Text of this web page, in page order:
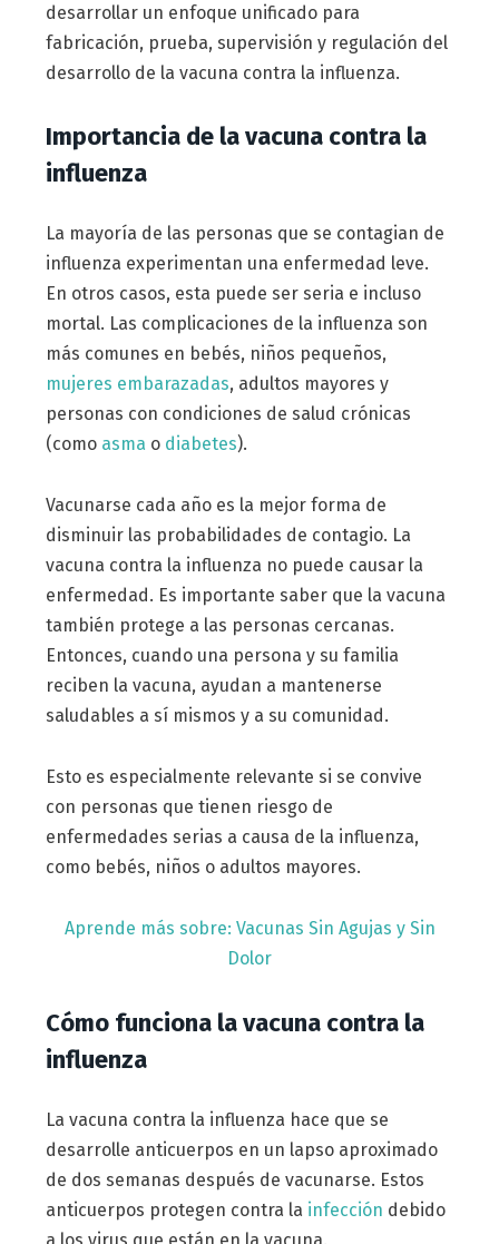
desarrollar un enfoque unificado para
fabricación, prueba, supervisión y regulación del
desarrollo de la vacuna contra la influenza.
Importancia de la vacuna contra la
influenza
La mayoría de las personas que se contagian de
influenza experimentan una enfermedad leve.
En otros casos, esta puede ser seria e incluso
mortal. Las complicaciones de la influenza son
más comunes en bebés, niños pequeños,
mujeres embarazadas, adultos mayores y
personas con condiciones de salud crónicas
(como asma o diabetes).
Vacunarse cada año es la mejor forma de
disminuir las probabilidades de contagio. La
vacuna contra la influenza no puede causar la
enfermedad. Es importante saber que la vacuna
también protege a las personas cercanas.
Entonces, cuando una persona y su familia
reciben la vacuna, ayudan a mantenerse
saludables a sí mismos y a su comunidad.
Esto es especialmente relevante si se convive
con personas que tienen riesgo de
enfermedades serias a causa de la influenza,
como bebés, niños o adultos mayores.
Aprende más sobre: Vacunas Sin Agujas y Sin
Dolor
Cómo funciona la vacuna contra la
influenza
La vacuna contra la influenza hace que se
desarrolle anticuerpos en un lapso aproximado
de dos semanas después de vacunarse. Estos
anticuerpos protegen contra la infección debido
a los virus que están en la vacuna.